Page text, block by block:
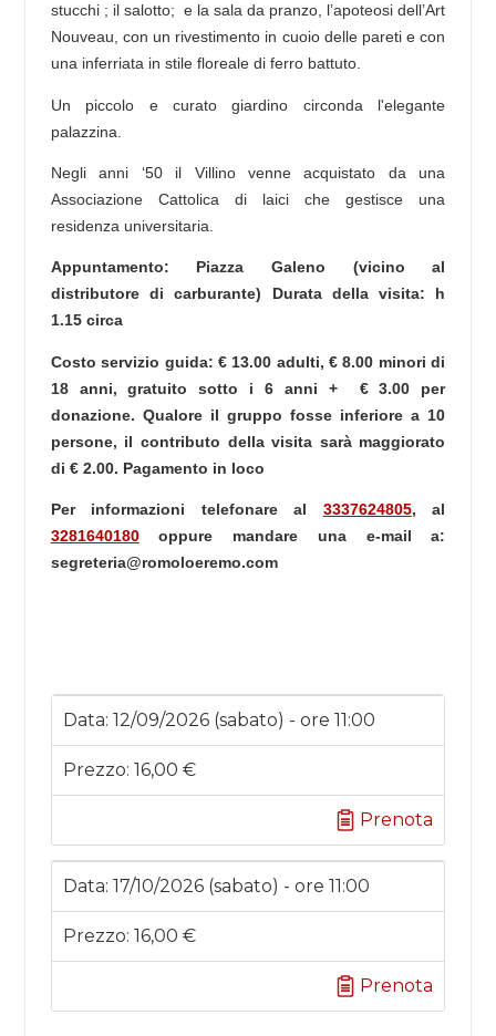
stucchi ; il salotto; e la sala da pranzo, l’apoteosi dell’Art
Nouveau, con un rivestimento in cuoio delle pareti e con
una inferriata in stile floreale di ferro battuto.
Un piccolo e curato giardino circonda l'elegante
palazzina.
Negli anni ‘50 il Villino venne acquistato da una
Associazione Cattolica di laici che gestisce una
residenza universitaria.
Appuntamento: Piazza Galeno (vicino al
distributore di carburante) Durata della visita: h
1.15 circa
Costo servizio guida: € 13.00 adulti, € 8.00 minori di
18 anni, gratuito sotto i 6 anni + € 3.00 per
donazione. Qualore il gruppo fosse inferiore a 10
persone, il contributo della visita sarà maggiorato
di € 2.00. Pagamento in loco
Per informazioni telefonare al 3337624805, al
3281640180oppure mandare una e-mail a:
segreteria@romoloeremo.com
Data: 12/09/2026 (sabato) - ore 11:00
Prezzo: 16,00 €
Prenota
Data: 17/10/2026 (sabato) - ore 11:00
Prezzo: 16,00 €
Prenota